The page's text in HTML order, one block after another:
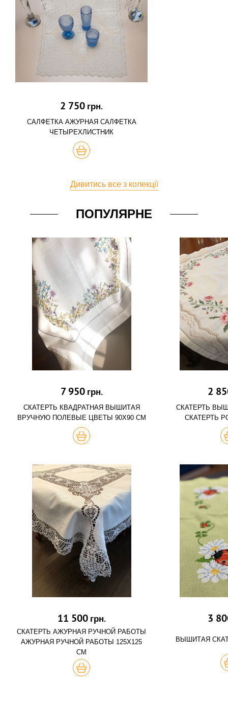
2 750 грн.
САЛФЕТКА АЖУРНАЯ САЛФЕТКА
ЧЕТЫРЕХЛИСТНИК
КУПИТЬ
Дивитись все з колекції
ПОПУЛЯРНЕ
7 950грн.
СКАТЕРТЬ КВАДРАТНАЯ ВЫШИТАЯ
ВРУЧНУЮ ПОЛЕВЫЕ ЦВЕТЫ 90Х90 СМ
КУПИТЬ
2
СКАТЕРТЬ
СКАТЕРТЬ
11 500грн.
СКАТЕРТЬ АЖУРНАЯ РУЧНОЙ РАБОТЫ
АЖУРНАЯ РУЧНОЙ РАБОТЫ 125Х125
СМ
КУПИТЬ
3
ВЫШИТАЯ